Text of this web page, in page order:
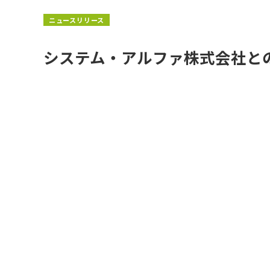
ニュースリリース
システム・アルファ株式会社と